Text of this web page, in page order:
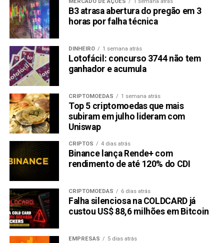
guidance por condições desafiadoras de negócios no
terceiro trimestre.
(Edição Alberto Alerigi Jr.)
Compartilhar:
Copy
Link
WhatsApp
TÓPICOS RELACIONADOS: CIEL3 IBOV ITUB4
MGLU3
PETR4
VALE3
PRÓXIMA:
Magazine Luiza: ação fecha em alta de 6,70% nesta
sexta
NÃO PERCA:
Top 5 ações melhores pagadoras de dividendos em
outubro
B3 atrasa abertura do pregão em 3
horas por falha técnica
DINHEIRO 1 semana atrás
Lotofácil: concurso 3744 não tem
ganhador e acumula
CRIPTOMOEDAS 1 semana atrás
Top 5 criptomoedas que mais
subiram em julho lideram com
Uniswap
CRIPTOS 4 dias atrás
Binance lança Rende+ com
rendimento de até 120% do CDI
CRIPTOMOEDAS 6 dias atrás
Falha silenciosa na COLDCARD já
custou US$ 88,6 milhões em Bitcoin
EMPRESAS 5 dias atrás